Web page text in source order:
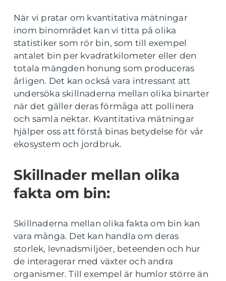
När vi pratar om kvantitativa mätningar
inom binområdet kan vi titta på olika
statistiker som rör bin, som till exempel
antalet bin per kvadratkilometer eller den
totala mängden honung som produceras
årligen. Det kan också vara intressant att
undersöka skillnaderna mellan olika binarter
när det gäller deras förmåga att pollinera
och samla nektar. Kvantitativa mätningar
hjälper oss att förstå binas betydelse för vår
ekosystem och jordbruk.
Skillnader mellan olika
fakta om bin:
Skillnaderna mellan olika fakta om bin kan
vara många. Det kan handla om deras
storlek, levnadsmiljöer, beteenden och hur
de interagerar med växter och andra
organismer. Till exempel är humlor större än